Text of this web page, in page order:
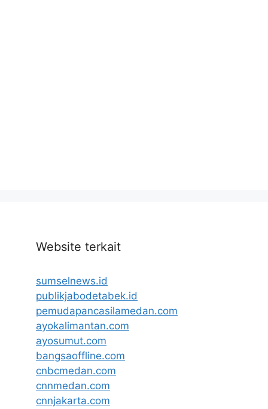
Website terkait
sumselnews.id
publikjabodetabek.id
pemudapancasilamedan.com
ayokalimantan.com
ayosumut.com
bangsaoffline.com
cnbcmedan.com
cnnmedan.com
cnnjakarta.com